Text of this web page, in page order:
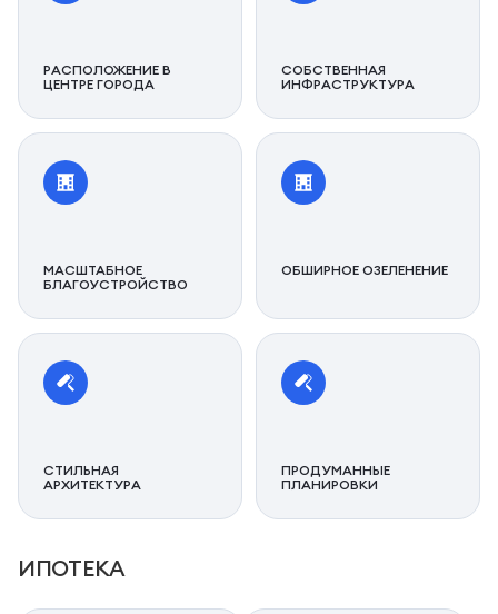
РАСПОЛОЖЕНИЕ В
ЦЕНТРЕ ГОРОДА
СОБСТВЕННАЯ
ИНФРАСТРУКТУРА
МАСШТАБНОЕ
БЛАГОУСТРОЙСТВО
ОБШИРНОЕ ОЗЕЛЕНЕНИЕ
СТИЛЬНАЯ
АРХИТЕКТУРА
ПРОДУМАННЫЕ
ПЛАНИРОВКИ
ИПОТЕКА